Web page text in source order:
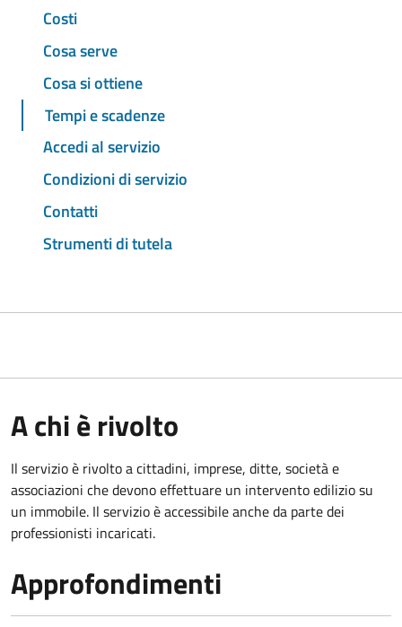
Costi
Cosa serve
Cosa si ottiene
Tempi e scadenze
Accedi al servizio
Condizioni di servizio
Contatti
Strumenti di tutela
A chi è rivolto
Il servizio è rivolto a cittadini, imprese, ditte, società e
associazioni che devono effettuare un intervento edilizio su
un immobile. Il servizio è accessibile anche da parte dei
professionisti incaricati.
Approfondimenti